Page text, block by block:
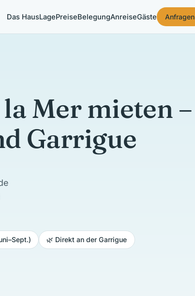
Das HausLagePreiseBelegungAnreiseGäste Anfragen
Mer mieten –
Garrigue
🌿 Direkt an der Garrigue